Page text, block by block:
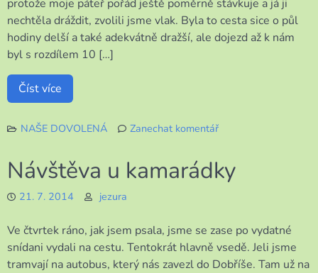
protože moje páteř pořád ještě poměrně stávkuje a já ji
nechtěla dráždit, zvolili jsme vlak. Byla to cesta sice o půl
hodiny delší a také adekvátně dražší, ale dojezd až k nám
byl s rozdílem 10 […]
Číst více
NAŠE DOVOLENÁ
Zanechat komentář
konec,
zbudou
Návštěva u kamarádky
21. 7. 2014 jezura
Ve čtvrtek ráno, jak jsem psala, jsme se zase po vydatné
snídani vydali na cestu. Tentokrát hlavně vsedě. Jeli jsme
tramvají na autobus, který nás zavezl do Dobříše. Tam už na